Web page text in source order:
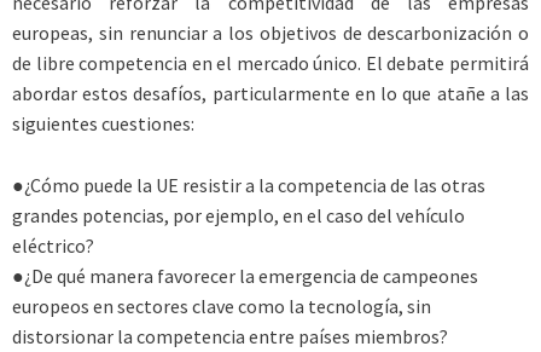
europeas, sin renunciar a los objetivos de descarbonización o
de libre competencia en el mercado único. El debate permitirá
abordar estos desafíos, particularmente en lo que atañe a las
siguientes cuestiones:
●¿Cómo puede la UE resistir a la competencia de las otras
grandes potencias, por ejemplo, en el caso del vehículo
eléctrico?
●¿De qué manera favorecer la emergencia de campeones
europeos en sectores clave como la tecnología, sin
distorsionar la competencia entre países miembros?